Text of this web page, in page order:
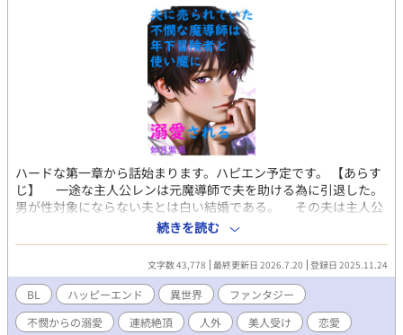
ハードな第一章から話始まります。ハピエン予定です。 【あらす
じ】 一途な主人公レンは元魔導師で夫を助ける為に引退した。
男が性対象にならない夫とは白い結婚である。 その夫は主人公
を色んな男達に売っては、そのお金で娼婦遊び三昧。それでも夫
を愛しているレンは心を押し殺し、大人しく売られていた。 そ
んなある日、夫が取ってきたお客さんが実は以前助けた冒険者リ
ースであり、レンに思いを寄せていたらしい。レンがこういう生
活をしているとは知らなかったリースは、レンをこんな最悪な結
婚生活と日常から助ける為にも再び旅へと誘う。 そして、レン
は夫と離婚する事にした。 旅の途中、レンは化け猫神を助ける
続きを読む
文字数 43,778 最終更新日 2026.7.20 登録日 2025.11.24
BL ハッピーエンド 異世界
ファンタジー
不憫からの溺愛
連続絶頂 人外 美人受け
恋愛